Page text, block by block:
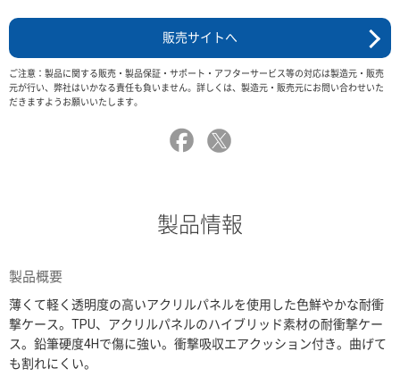
販売サイトへ
ご注意：製品に関する販売・製品保証・サポート・アフターサービス等の対応は製造元・販売
元が行い、弊社はいかなる責任も負いません。詳しくは、製造元・販売元にお問い合わせいた
だきますようお願いいたします。
製品情報
製品概要
薄くて軽く透明度の高いアクリルパネルを使用した色鮮やかな耐衝
撃ケース。TPU、アクリルパネルのハイブリッド素材の耐衝撃ケー
ス。鉛筆硬度4Hで傷に強い。衝撃吸収エアクッション付き。曲げて
も割れにくい。